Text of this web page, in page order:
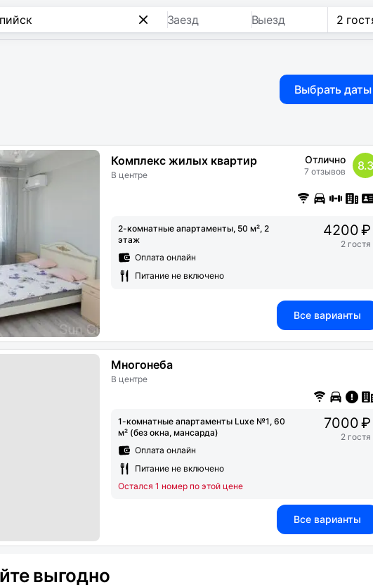
Заезд Выезд 2
Выбрать даты
Комплекс жилых квартир
В центре
Отлично
7 отзывов 8.3
2-комнатные апартаменты, 50 м², 2
этаж
Оплата онлайн
Питание не включено
4200 ₽
2 гостя
Все варианты
Многонеба
В центре
1-комнатные апартаменты Luxe №1, 60
м² (без окна, мансарда)
Оплата онлайн
Питание не включено
Остался 1 номер по этой цене
7000 ₽
2 гостя
Все варианты
выгодно